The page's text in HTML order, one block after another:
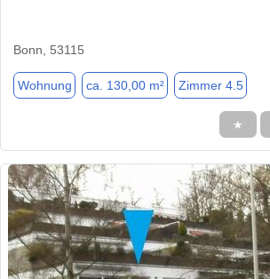
Bonn, 53115
Wohnung ca. 130,00 m² Zimmer 4.5
★